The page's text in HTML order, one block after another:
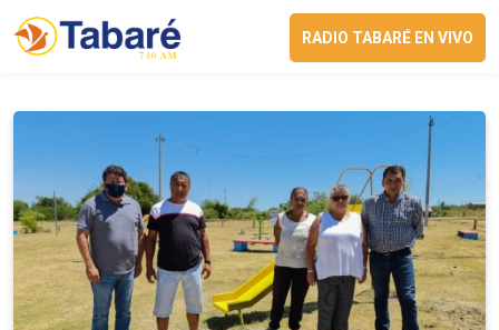
RADIO TABARÉ EN VIVO